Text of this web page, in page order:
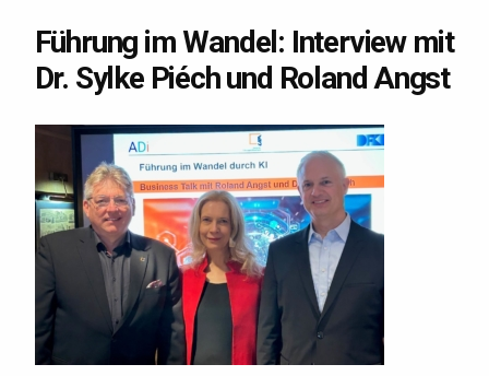
Führung im Wandel: Interview mit
Dr. Sylke Piéch und Roland Angst